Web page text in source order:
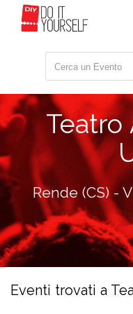
Rende (CS) -
Eventi trovati a